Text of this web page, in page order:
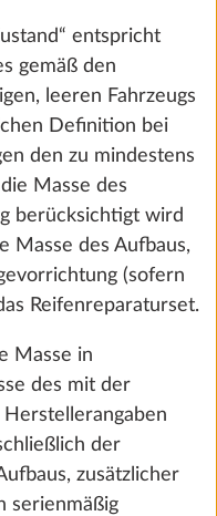
TOP",
und getönt
Mehr
8,6 kg
2.405 €
entspricht
gemäß den
leeren Fahrzeugs
Definition bei
den zu mindestens
Masse des
berücksichtigt wird
Masse des Aufbaus,
(sofern
Reifenreparaturset.
Masse in
des mit der
der
zusätzlicher
serienmäßig